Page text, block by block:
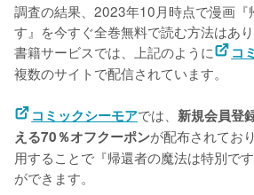
調査の結果、2023年10月時点で漫画『
す』を今すぐ全巻無料で読む方法はあ
書籍サービスでは、上記のように
コ
複数のサイトで配信されています。
コミックシーモアでは、 新規会員登
える70％オフクーポンが配布されてお
用することで『帰還者の魔法は特別で
ができます。